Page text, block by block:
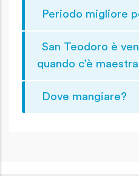
Periodo migliore
San Teodoro è
quando c’è
Dove mangiare?